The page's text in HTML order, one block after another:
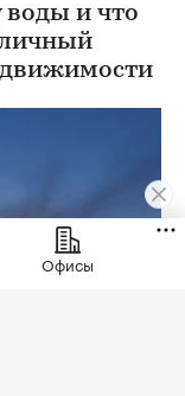
воды и что
Офисы